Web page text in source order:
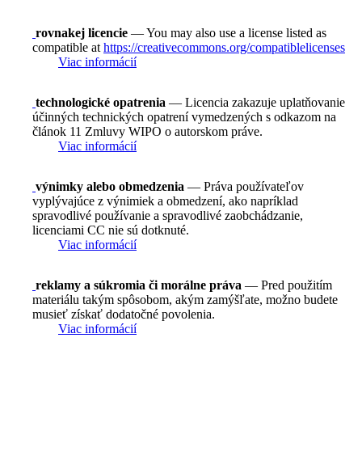
rovnakej licencie — You may also use a license listed as
compatible at https://creativecommons.org/compatiblelicenses
Viac informácií
technologické opatrenia — Licencia zakazuje uplatňovanie
účinných technických opatrení vymedzených s odkazom na
článok 11 Zmluvy WIPO o autorskom práve.
Viac informácií
výnimky alebo obmedzenia — Práva používateľov
vyplývajúce z výnimiek a obmedzení, ako napríklad
spravodlivé používanie a spravodlivé zaobchádzanie,
licenciami CC nie sú dotknuté.
Viac informácií
reklamy a súkromia či morálne práva — Pred použitím
materiálu takým spôsobom, akým zamýšľate, možno budete
musieť získať dodatočné povolenia.
Viac informácií